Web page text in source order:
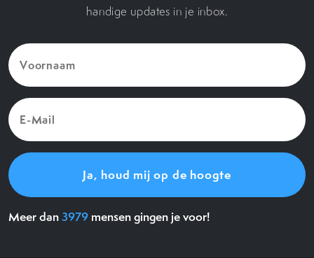
handige updates in je inbox.
Voornaam
(Vereist)
E-
Mail
(Vereist)
Meer dan3979 mensen gingen je voor!